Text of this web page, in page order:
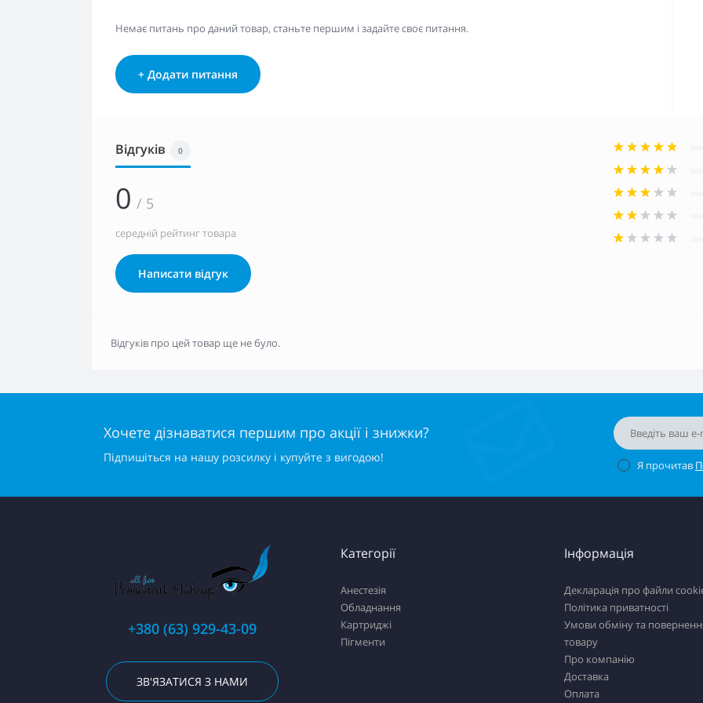
Немає питань про даний товар, станьте першим і задайте своє питання.
+ Додати питання
Відгуків 0
0 / 5
середній рейтинг товара
Написати відгук
Відгуків про цей товар ще не було.
Хочете дізнаватися першим про акції і знижки?
Підпишіться на нашу розсилку і купуйте з вигодою!
Я прочитав
+380 (63) 929-43-09
ЗВ'ЯЗАТИСЯ З НАМИ
Категорії
Анестезія
Обладнання
Картриджі
Пігменти
Інформація
Декларація про файли
Політика приватності
Умови обміну та
товару
Про компанію
Доставка
Оплата